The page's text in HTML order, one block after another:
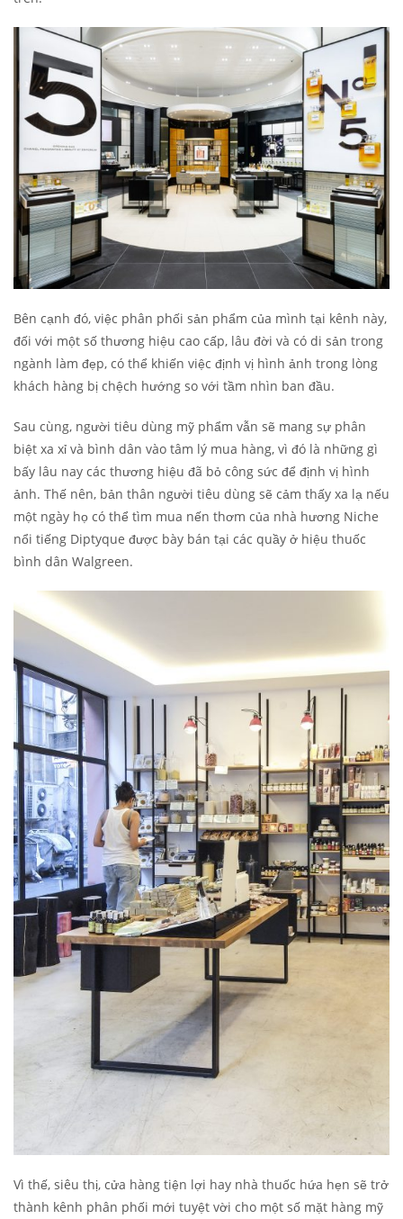
Bên cạnh đó, việc phân phối sản phẩm của mình tại kênh này,
đối với một số thương hiệu cao cấp, lâu đời và có di sản trong
ngành làm đẹp, có thể khiến việc định vị hình ảnh trong lòng
khách hàng bị chệch hướng so với tầm nhìn ban đầu.
Sau cùng, người tiêu dùng mỹ phẩm vẫn sẽ mang sự phân
biệt xa xỉ và bình dân vào tâm lý mua hàng, vì đó là những gì
bấy lâu nay các thương hiệu đã bỏ công sức để định vị hình
ảnh. Thế nên, bản thân người tiêu dùng sẽ cảm thấy xa lạ nếu
một ngày họ có thể tìm mua nến thơm của nhà hương Niche
nổi tiếng Diptyque được bày bán tại các quầy ở hiệu thuốc
bình dân Walgreen.
Vì thế, siêu thị, cửa hàng tiện lợi hay nhà thuốc hứa hẹn sẽ trở
thành kênh phân phối mới tuyệt vời cho một số mặt hàng mỹ